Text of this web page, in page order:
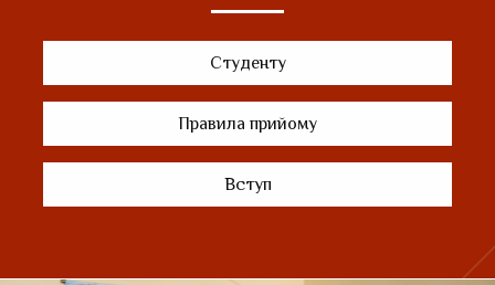
Студенту
Правила прийому
Вступ